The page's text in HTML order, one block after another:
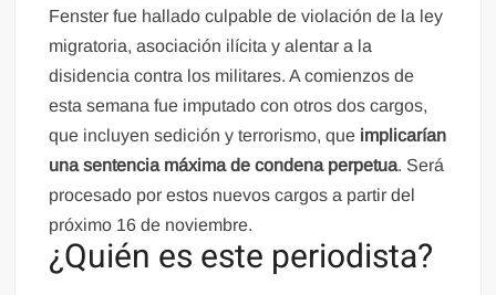
Fenster fue hallado culpable de violación de la ley
migratoria, asociación ilícita y alentar a la
disidencia contra los militares. A comienzos de
esta semana fue imputado con otros dos cargos,
que incluyen sedición y terrorismo, que implicarían
una sentencia máxima de condena perpetua. Será
procesado por estos nuevos cargos a partir del
próximo 16 de noviembre.
¿Quién es este periodista?